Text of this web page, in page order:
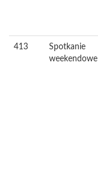
413
Spotkanie
weekendowe